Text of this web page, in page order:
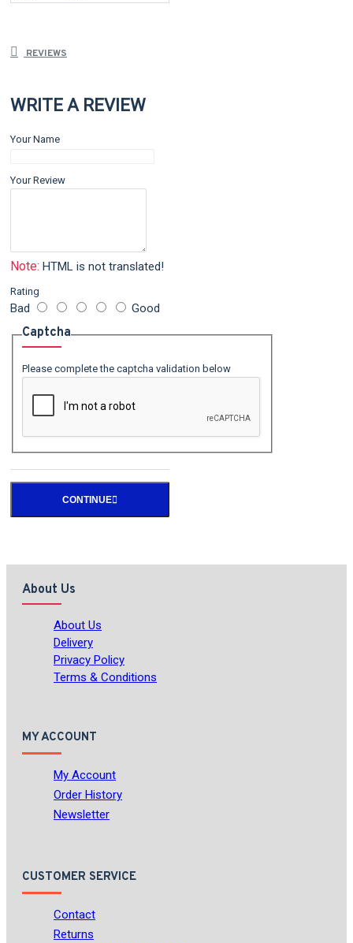
REVIEWS
WRITE A REVIEW
Your Name
Your Review
Note: HTML is not translated!
Rating
Bad Good
Captcha
Please complete the captcha validation below
CONTINUE
About Us
About Us
Delivery
Privacy Policy
Terms & Conditions
MY ACCOUNT
My Account
Order History
Newsletter
CUSTOMER SERVICE
Contact
Returns